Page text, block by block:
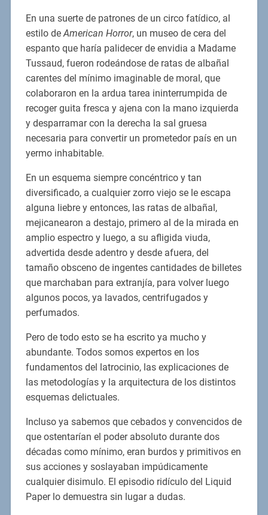
En una suerte de patrones de un circo fatídico, al
estilo deAmerican Horror, un museo de cera del
espanto que haría palidecer de envidia a Madame
Tussaud, fueron rodeándose de ratas de albañal
carentes del mínimo imaginable de moral, que
colaboraron en la ardua tarea ininterrumpida de
recoger guita fresca y ajena con la mano izquierda
y desparramar con la derecha la sal gruesa
necesaria para convertir un prometedor país en un
yermo inhabitable.
En un esquema siempre concéntrico y tan
diversificado, a cualquier zorro viejo se le escapa
alguna liebre y entonces, las ratas de albañal,
mejicanearon a destajo, primero al de la mirada en
amplio espectro y luego, a su afligida viuda,
advertida desde adentro y desde afuera, del
tamaño obsceno de ingentes cantidades de billetes
que marchaban para extranjía, para volver luego
algunos pocos, ya lavados, centrifugados y
perfumados.
Pero de todo esto se ha escrito ya mucho y
abundante. Todos somos expertos en los
fundamentos del latrocinio, las explicaciones de
las metodologías y la arquitectura de los distintos
esquemas delictuales.
Incluso ya sabemos que cebados y convencidos de
que ostentarían el poder absoluto durante dos
décadas como mínimo, eran burdos y primitivos en
sus acciones y soslayaban impúdicamente
cualquier disimulo. El episodio ridículo del Liquid
Paper lo demuestra sin lugar a dudas.